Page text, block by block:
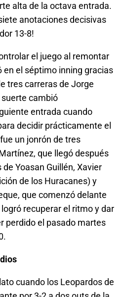
alta de la octava entrada.
anotaciones decisivas
13-8!
el juego al remontar
en el séptimo inning gracias
tres carreras de Jorge
suerte cambió
entrada cuando
decidir prácticamente el
un jonrón de tres
que llegó después
Yoasan Guillén, Xavier
de los Huracanes) y
que comenzó delante
recuperar el ritmo y dar
perdido el pasado martes
cuando los Leopardos de